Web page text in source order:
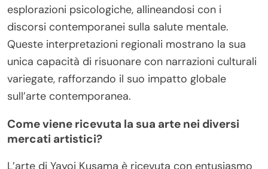
esplorazioni psicologiche, allineandosi con i
discorsi contemporanei sulla salute mentale.
Queste interpretazioni regionali mostrano la sua
unica capacità di risuonare con narrazioni culturali
variegate, rafforzando il suo impatto globale
sull’arte contemporanea.
Come viene ricevuta la sua arte nei diversi
mercati artistici?
L’arte di Yayoi Kusama è ricevuta con entusiasmo